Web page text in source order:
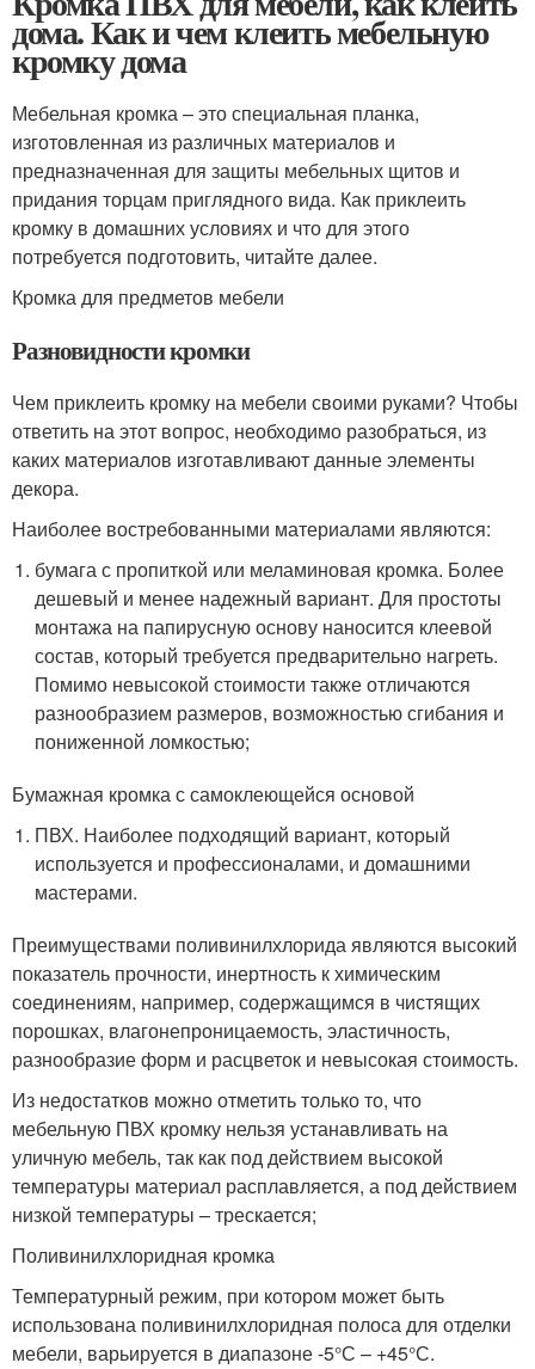
дома. Как и чем клеить мебельную
кромку дома
Мебельная кромка – это специальная планка,
изготовленная из различных материалов и
предназначенная для защиты мебельных щитов и
придания торцам приглядного вида. Как приклеить
кромку в домашних условиях и что для этого
потребуется подготовить, читайте далее.
Кромка для предметов мебели
Разновидности кромки
Чем приклеить кромку на мебели своими руками? Чтобы
ответить на этот вопрос, необходимо разобраться, из
каких материалов изготавливают данные элементы
декора.
Наиболее востребованными материалами являются:
бумага с пропиткой или меламиновая кромка. Более
дешевый и менее надежный вариант. Для простоты
монтажа на папирусную основу наносится клеевой
состав, который требуется предварительно нагреть.
Помимо невысокой стоимости также отличаются
разнообразием размеров, возможностью сгибания и
пониженной ломкостью;
Бумажная кромка с самоклеющейся основой
ПВХ. Наиболее подходящий вариант, который
используется и профессионалами, и домашними
мастерами.
Преимуществами поливинилхлорида являются высокий
показатель прочности, инертность к химическим
соединениям, например, содержащимся в чистящих
порошках, влагонепроницаемость, эластичность,
разнообразие форм и расцветок и невысокая стоимость.
Из недостатков можно отметить только то, что
мебельную ПВХ кромку нельзя устанавливать на
уличную мебель, так как под действием высокой
температуры материал расплавляется, а под действием
низкой температуры – трескается;
Поливинилхлоридная кромка
Температурный режим, при котором может быть
использована поливинилхлоридная полоса для отделки
мебели, варьируется в диапазоне -5°С – +45°С.